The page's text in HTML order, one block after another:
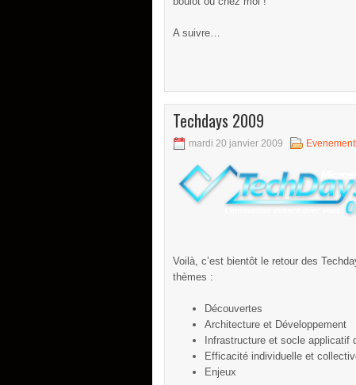
A suivre…
Techdays 2009
mardi 20 janvier 2009
Voilà, c’est bientôt le retour des
thèmes :
Découvertes
Architecture et Développement
Infrastructure et socle applicatif
Efficacité individuelle et
Enjeux